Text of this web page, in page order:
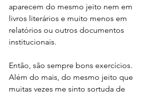
aparecem do mesmo jeito nem em
livros literários e muito menos em
relatórios ou outros documentos
institucionais.
Então, são sempre bons exercícios.
Além do mais, do mesmo jeito que
muitas vezes me sinto sortuda de